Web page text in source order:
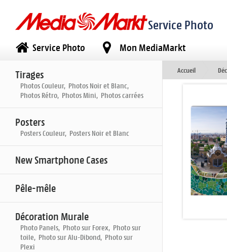
Service Photo
Service Photo Mon MediaMarkt
Tirages
Photos Couleur, Photos Noir et Blanc,
Photos Rétro, Photos Mini, Photos carrées
Posters
Posters Couleur, Posters Noir et Blanc
New Smartphone Cases
Pêle-mêle
Décoration Murale
Photo Panels, Photo sur Forex, Photo sur
toile, Photo sur Alu-Dibond, Photo sur
Plexi
Accueil